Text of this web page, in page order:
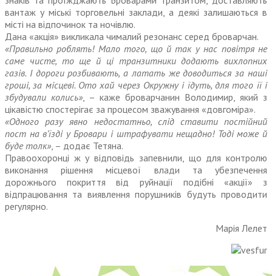
вантаж у міські торговельні заклади, а деякі залишаються в
місті на відпочинок та ночівлю.
Дана «акція» викликала чималий резонанс серед броварчан.
«Правильно роблять! Мало того, що й так у нас повітря не
саме чисте, то ще й ці транзитники додають вихлопних
газів. І дороги розбивають, а латать же доводиться за наші
гроші, за місцеві. Ото хай через Окружну і їдуть, для того її і
збудували колись», – каже броварчанин Володимир, який з
цікавістю спостерігає за процесом зважування «довгоміра».
«Одного разу явно недостатньо, слід ставити постійний
пост на в’їзді у Бровари і штрафувати нещадно! Тоді може й
буде толк», – додає Тетяна.
Правоохоронці ж у відповідь запевнили, що для контролю
виконання рішення місцевої влади та убезпечення
дорожнього покриття від руйнації подібні «акції» з
відпрацювання та виявлення порушників будуть проводити
регулярно.
Марія Лелет